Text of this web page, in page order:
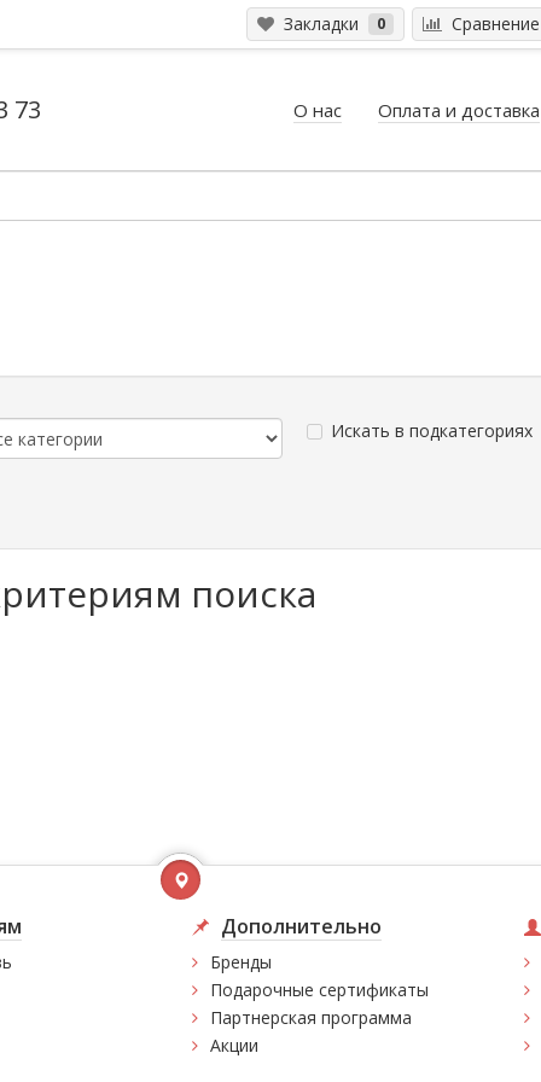
Закладки 0
73 О нас Оплата и доставка
Искать в подкатегориях
поиска
Дополнительно
Бренды
Подарочные сертификаты
Партнерская программа
Акции